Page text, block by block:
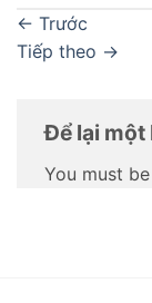
← Trước
Tiếp theo →
Để lại một
You must